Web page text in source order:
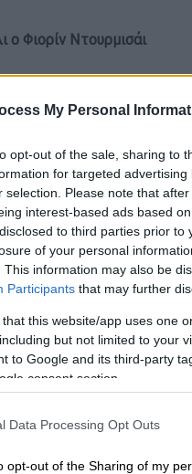
My Personal
opt-out of the sale, sharing to
for targeted
selection. Please note that
interest-based ads based
to third parties prior
of your personal
This information may also be
Participants that may further
that this website/app uses one
but not limited to your
to Google and its third-party
consent section.
Data Processing Opt Outs
opt-out of the Sharing of my
ο Φιορίν Ντουρμισάι